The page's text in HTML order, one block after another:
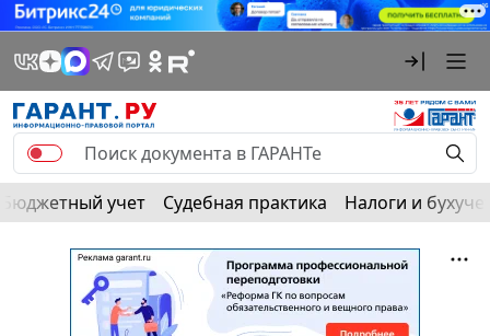
Бюджетный учет Судебная практика Налоги и